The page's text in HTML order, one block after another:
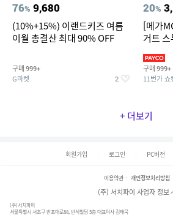
76% 9,680
(10%+15%) 이랜드키즈 여름
이월 총결산 최대 90% OFF
구매 999+
G마켓 2
20%
[메가
거트 스
구매 999+
11번가 쇼
+ 더보기
회원가입 로그인 PC버전
이용약관 개인정보처리방침
(주) 서치파이 사업자 정보
(주)서치파이
서울특별시 서초구 반포대로88, 반석빌딩 5층 대표이사 김태묵